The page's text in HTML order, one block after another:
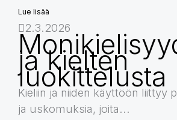
Lue lisää
2.3.2026
ja kielten
luokittelusta
Kieliin ja niiden käyttöön liittyy
ja uskomuksia, joita...